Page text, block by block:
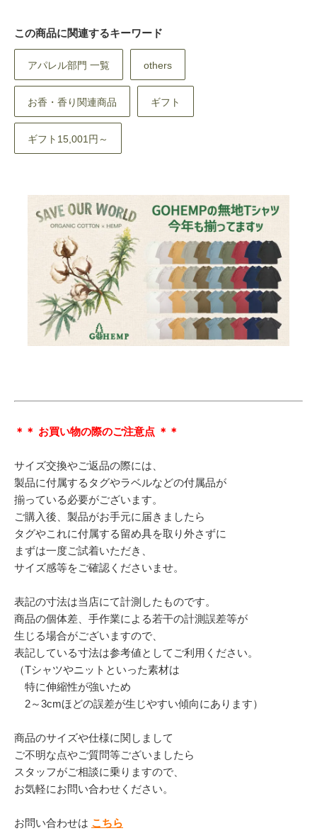
この商品に関連するキーワード
アパレル部門 一覧 others
お香・香り関連商品 ギフト
ギフト15,001円～
＊＊ お買い物の際のご注意点 ＊＊
サイズ交換やご返品の際には、
製品に付属するタグやラベルなどの付属品が
揃っている必要がございます。
ご購入後、製品がお手元に届きましたら
タグやこれに付属する留め具を取り外さずに
まずは一度ご試着いただき、
サイズ感等をご確認くださいませ。
表記の寸法は当店にて計測したものです。
商品の個体差、手作業による若干の計測誤差等が
生じる場合がございますので、
表記している寸法は参考値としてご利用ください。
（Tシャツやニットといった素材は
特に伸縮性が強いため
2～3cmほどの誤差が生じやすい傾向にあります）
商品のサイズや仕様に関しまして
ご不明な点やご質問等ございましたら
スタッフがご相談に乗りますので、
お気軽にお問い合わせください。
お問い合わせは こちら